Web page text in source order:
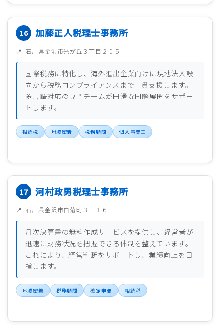
加藤正人税理士事務所
石川県金沢市光が丘３丁目２０５
国際税務に特化し、海外進出企業向けに現地法人設
立から税務コンプライアンスまで一貫支援します。
多言語対応の専門チームが円滑な国際展開をサポー
トします。
相続税 地域密着 税務顧問 個人事業主
河村政男税理士事務所
石川県金沢市白菊町３－１６
月次決算書の無料作成サービスを提供し、経営者が
迅速に財務状況を把握できる体制を整えています。
これにより、経営判断をサポートし、業績向上を目
指します。
地域密着 税務顧問 確定申告 相続税